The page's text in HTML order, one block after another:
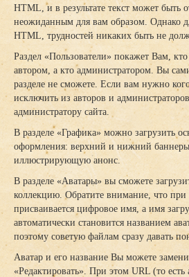
HTML, и в результате текст может быть
неожиданным для вам образом. Однако
HTML, трудностей никаких быть не
Раздел «Пользователи» покажет Вам,
автором, а кто администратором. Вы
разделе не сможете. Если вам нужно
исключить из авторов и
администратору сайта.
В разделе «Графика» можно загрузить
оформления: верхний и нижний
иллюстрирующую анонс.
В разделе «Аватары» вы сможете
коллекцию. Обратите внимание, что при
присваивается цифровое имя, а имя
автоматически становится названием
поэтому советую файлам сразу давать
Аватар и его название Вы можете
«Редактировать». При этом URL (то есть